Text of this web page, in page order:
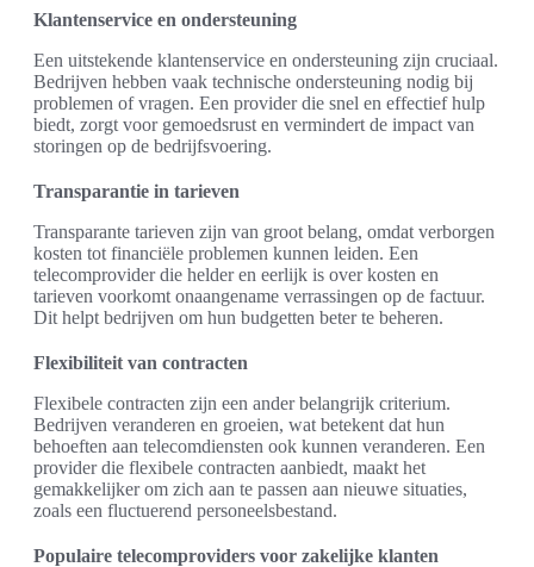
Klantenservice en ondersteuning
Een uitstekende klantenservice en ondersteuning zijn cruciaal.
Bedrijven hebben vaak technische ondersteuning nodig bij
problemen of vragen. Een provider die snel en effectief hulp
biedt, zorgt voor gemoedsrust en vermindert de impact van
storingen op de bedrijfsvoering.
Transparantie in tarieven
Transparante tarieven zijn van groot belang, omdat verborgen
kosten tot financiële problemen kunnen leiden. Een
telecomprovider die helder en eerlijk is over kosten en
tarieven voorkomt onaangename verrassingen op de factuur.
Dit helpt bedrijven om hun budgetten beter te beheren.
Flexibiliteit van contracten
Flexibele contracten zijn een ander belangrijk criterium.
Bedrijven veranderen en groeien, wat betekent dat hun
behoeften aan telecomdiensten ook kunnen veranderen. Een
provider die flexibele contracten aanbiedt, maakt het
gemakkelijker om zich aan te passen aan nieuwe situaties,
zoals een fluctuerend personeelsbestand.
Populaire telecomproviders voor zakelijke klanten